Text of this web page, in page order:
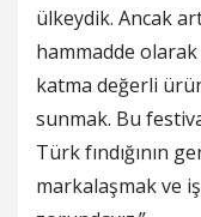
ülkeydik. Ancak
hammadde olarak
katma değerli
sunmak. Bu
Türk fındığının
markalaşmak ve